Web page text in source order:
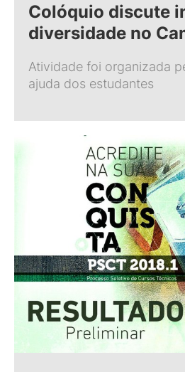
Colóquio discute
diversidade no
Atividade foi organizada
ajuda dos estudantes